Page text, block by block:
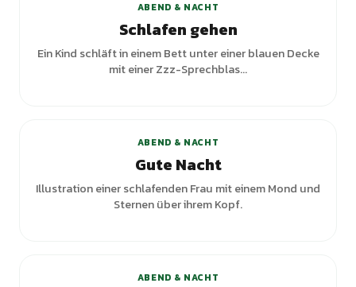
ABEND & NACHT
Schlafen gehen
Ein Kind schläft in einem Bett unter einer blauen Decke
mit einer Zzz-Sprechblas...
ABEND & NACHT
Gute Nacht
Illustration einer schlafenden Frau mit einem Mond und
Sternen über ihrem Kopf.
ABEND & NACHT